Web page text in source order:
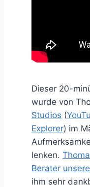
Dieser 20-
wurde von
Studios (
Explorer) im
lenken.
Berater
ihm sehr